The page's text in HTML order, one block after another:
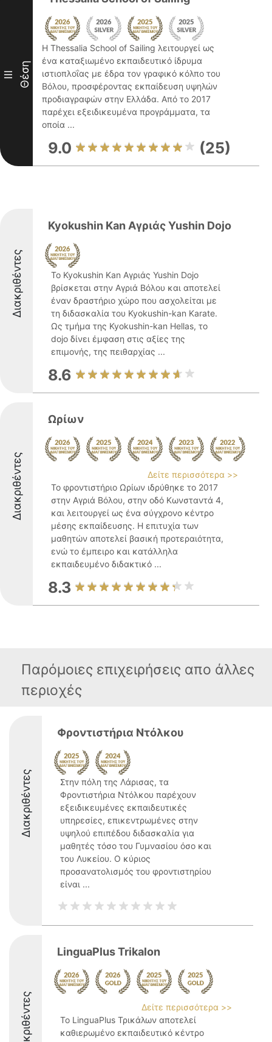
III Θέση
Η Thessalia School of Sailing λειτουργεί ως
ένα καταξιωμένο εκπαιδευτικό ίδρυμα
ιστιοπλοΐας με έδρα τον γραφικό κόλπο του
Βόλου, προσφέροντας εκπαίδευση υψηλών
προδιαγραφών στην Ελλάδα. Από το 2017
παρέχει εξειδικευμένα προγράμματα, τα
οποία ...
9.0 (25)
Διακριθέντες
Kyokushin Kan Αγριάς Yushin Dojo
Το Kyokushin Kan Αγριάς Yushin Dojo
βρίσκεται στην Αγριά Βόλου και αποτελεί
έναν δραστήριο χώρο που ασχολείται με
τη διδασκαλία του Kyokushin-kan Karate.
Ως τμήμα της Kyokushin-kan Hellas, το
dojo δίνει έμφαση στις αξίες της
επιμονής, της πειθαρχίας ...
8.6
Διακριθέντες
Ωρίων
Δείτε περισσότερα >>
Το φροντιστήριο Ωρίων ιδρύθηκε το 2017
στην Αγριά Βόλου, στην οδό Κωνσταντά 4,
και λειτουργεί ως ένα σύγχρονο κέντρο
μέσης εκπαίδευσης. Η επιτυχία των
μαθητών αποτελεί βασική προτεραιότητα,
ενώ το έμπειρο και κατάλληλα
εκπαιδευμένο διδακτικό ...
8.3
Παρόμοιες επιχειρήσεις απο άλλες
περιοχές
Διακριθέντες
Φροντιστήρια Ντόλκου
Στην πόλη της Λάρισας, τα
Φροντιστήρια Ντόλκου παρέχουν
εξειδικευμένες εκπαιδευτικές
υπηρεσίες, επικεντρωμένες στην
υψηλού επιπέδου διδασκαλία για
μαθητές τόσο του Γυμνασίου όσο και
του Λυκείου. Ο κύριος
προσανατολισμός του φροντιστηρίου
είναι ...
Διακριθέντες
LinguaPlus Trikalon
Δείτε περισσότερα >>
Το LinguaPlus Τρικάλων αποτελεί
καθιερωμένο εκπαιδευτικό κέντρο